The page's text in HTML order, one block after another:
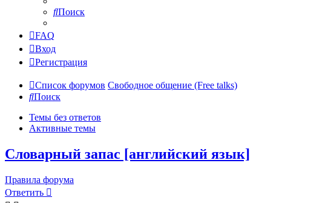
Поиск
FAQ
Вход
Регистрация
Список форумов Свободное общение (Free talks)
Поиск
Темы без ответов
Активные темы
Словарный запас [английский язык]
Правила форума
Ответить